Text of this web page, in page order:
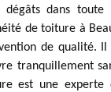
dégâts dans
de toiture à
de qualité.
tranquillement
est une